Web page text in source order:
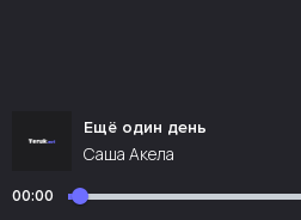
Ещё один день
Саша Акела
00:00